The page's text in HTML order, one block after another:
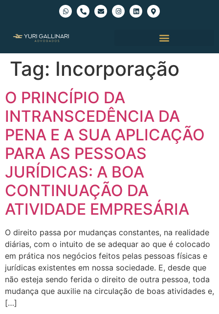
Tag: Incorporação
O PRINCÍPIO DA
INTRANSCEDÊNCIA DA
PENA E A SUA APLICAÇÃO
PARA AS PESSOAS
JURÍDICAS: A BOA
CONTINUAÇÃO DA
ATIVIDADE EMPRESÁRIA
O direito passa por mudanças constantes, na realidade
diárias, com o intuito de se adequar ao que é colocado
em prática nos negócios feitos pelas pessoas físicas e
jurídicas existentes em nossa sociedade. E, desde que
não esteja sendo ferida o direito de outra pessoa, toda
mudança que auxilie na circulação de boas atividades e,
[…]